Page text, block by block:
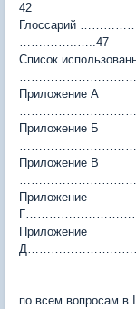
42
Глоссарий
…….……..…..47
Список
Приложение А
Приложение Б
Приложение В
Приложение
Приложение
по всем вопросам в